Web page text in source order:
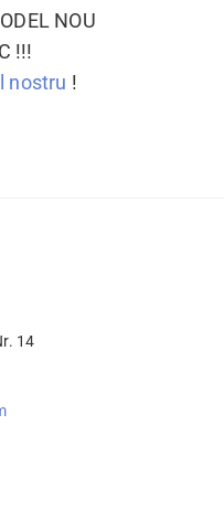
NOU
!!!
nostru !
14